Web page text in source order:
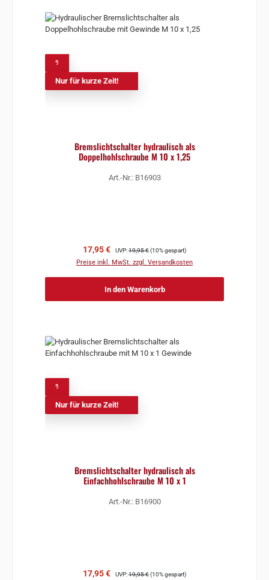
Nur für kurze Zeit!
Bremslichtschalter hydraulisch als
Doppelhohlschraube M 10 x 1,25
Art.-Nr.: B16903
Verkaufspreis:
17,95 € Regulärer Preis:
UVP:19,95 €(10% gespart)
Preise inkl. MwSt. zzgl. Versandkosten
In den Warenkorb
Nur für kurze Zeit!
Bremslichtschalter hydraulisch als
Einfachhohlschraube M 10 x 1
Art.-Nr.: B16900
Verkaufspreis:
17,95 € Regulärer Preis:
UVP:19,95 €(10% gespart)